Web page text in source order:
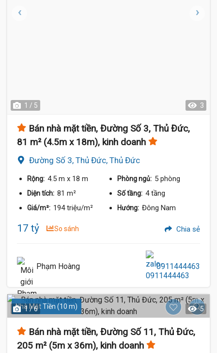
1 / 5 3
Bán nhà mặt tiền, Đường Số 3, Thủ Đức,
81 m² (4.5m x 18m), kinh doanh
Đường Số 3, Thủ Đức, Thủ Đức
Rộng: 4.5 m x 18 m Phòng ngủ: 5 phòng
Diện tích: 81 m² Số tầng: 4 tầng
Giá/m²: 194 triệu/m² Hướng: Đông Nam
17 tỷ So sánh Chia sẻ
Phạm Hoàng 0911444463
Nhà Mặt Tiền (10 m)
1 / 6 5
Bán nhà mặt tiền, Đường Số 11, Thủ Đức,
205 m² (5m x 36m), kinh doanh